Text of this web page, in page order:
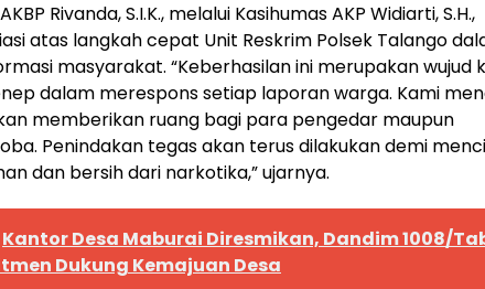
Rivanda, S.I.K., melalui Kasihumas AKP Widiarti, S.H.,
atas langkah cepat Unit Reskrim Polsek Talango
masyarakat. “Keberhasilan ini merupakan wujud
dalam merespons setiap laporan warga. Kami
memberikan ruang bagi para pengedar maupun
Penindakan tegas akan terus dilakukan demi
dan bersih dari narkotika,” ujarnya.
Kantor Desa Maburai Diresmikan, Dandim 1008/
Dukung Kemajuan Desa